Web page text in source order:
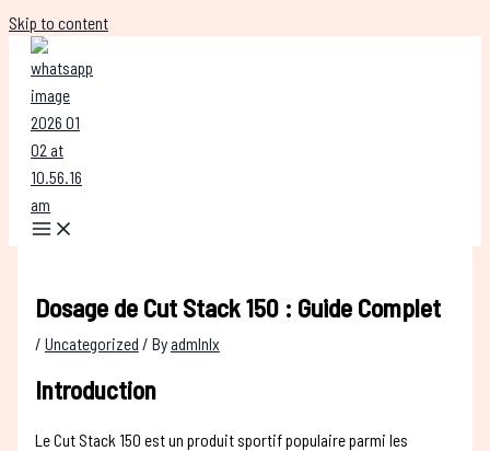
Skip to content
Dosage de Cut Stack 150 : Guide Complet
/ Uncategorized / Byadmlnlx
Introduction
Le Cut Stack 150 est un produit sportif populaire parmi les